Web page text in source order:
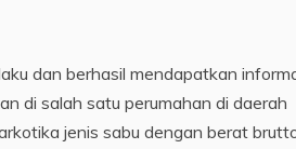
dan berhasil mendapatkan
di salah satu perumahan di daerah
jenis sabu dengan berat